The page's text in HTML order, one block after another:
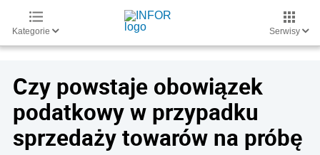
Kategorie Serwisy
Czy powstaje obowiązek
podatkowy w przypadku
sprzedaży towarów na próbę